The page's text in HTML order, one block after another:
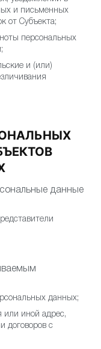
и письменных
от Субъекта;
персональных
и (или)
данные
данных;
или иной адрес,
договоров с